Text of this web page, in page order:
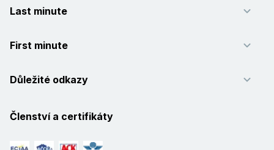
Last minute
First minute
Důležité odkazy
Členství a certifikáty